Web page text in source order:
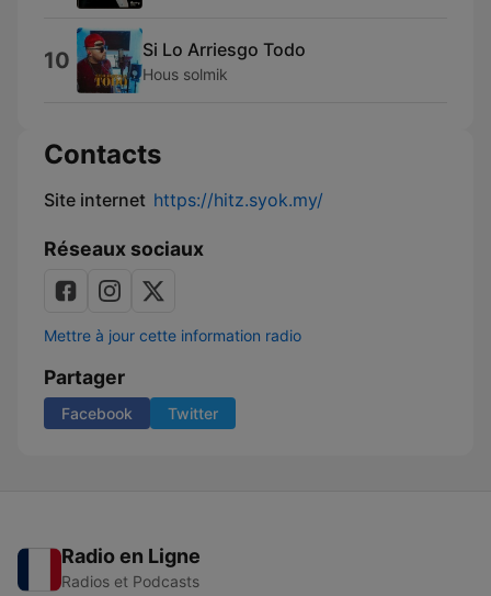
10 Si Lo Arriesgo Todo
Hous solmik
Contacts
Site internet https://hitz.syok.my/
Réseaux sociaux
Mettre à jour cette information radio
Partager
Facebook Twitter
Radio en Ligne
Radios et Podcasts